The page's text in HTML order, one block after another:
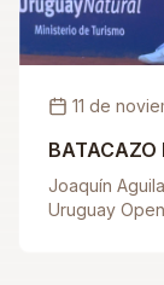
11 de
Joaquín
Uruguay